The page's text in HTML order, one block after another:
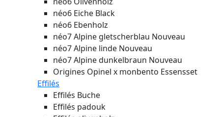
néo6 Eiche Black
néo6 Ebenholz
néo7 Alpine gletscherblau Nouveau
néo7 Alpine linde Nouveau
néo7 Alpine dunkelbraun Nouveau
Origines Opinel x monbento Essensset
Effilés
Effilés Buche
Effilés padouk